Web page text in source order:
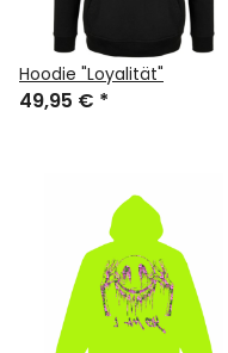
Hoodie "Loyalität"
49,95 € *